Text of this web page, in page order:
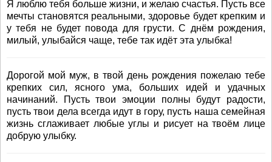
Я люблю тебя больше жизни, и желаю счастья. Пусть все
мечты становятся реальными, здоровье будет крепким и
у тебя не будет повода для грусти. С днём рождения,
милый, улыбайся чаще, тебе так идёт эта улыбка!
Дорогой мой муж, в твой день рождения пожелаю тебе
крепких сил, ясного ума, больших идей и удачных
начинаний. Пусть твои эмоции полны будут радости,
пусть твои дела всегда идут в гору, пусть наша семейная
жизнь сглаживает любые углы и рисует на твоём лице
добрую улыбку.